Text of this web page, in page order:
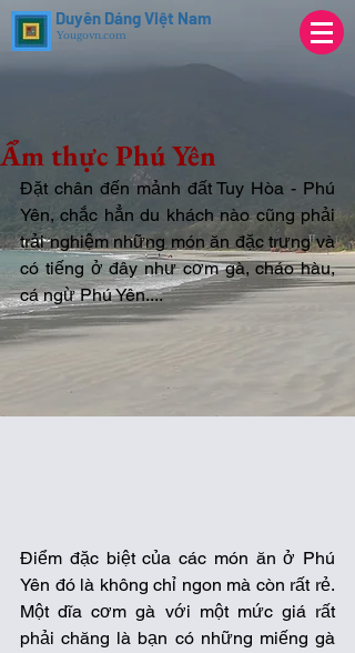
Duyên Dáng Việt Nam
Yougovn.com
Ẩm thực Phú Yên
Đặt chân đến mảnh đất Tuy Hòa - Phú
Yên, chắc hẳn du khách nào cũng phải
trải nghiệm những món ăn đặc trưng và
có tiếng ở đây như cơm gà, cháo hàu,
cá ngừ Phú Yên....
Điểm đặc biệt của các món ăn ở Phú
Yên đó là không chỉ ngon mà còn rất rẻ.
Một dĩa cơm gà với một mức giá rất
phải chăng là bạn có những miếng gà